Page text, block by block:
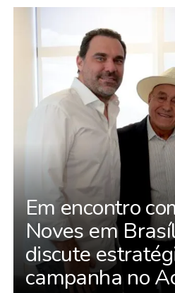
Em encontro
Noves em
discute
campanha no